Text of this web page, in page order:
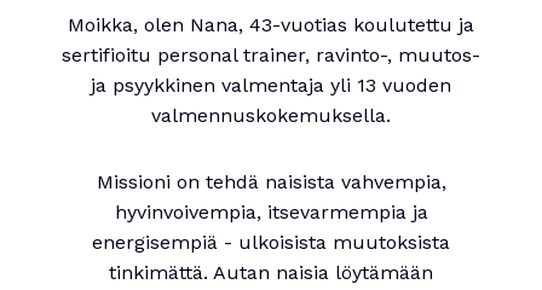
Moikka, olen Nana, 43-vuotias koulutettu ja
sertifioitu personal trainer, ravinto-, muutos-
ja psyykkinen valmentaja yli 13 vuoden
valmennuskokemuksella.
Missioni on tehdä naisista vahvempia,
hyvinvoivempia, itsevarmempia ja
energisempiä - ulkoisista muutoksista
tinkimättä. Autan naisia löytämään